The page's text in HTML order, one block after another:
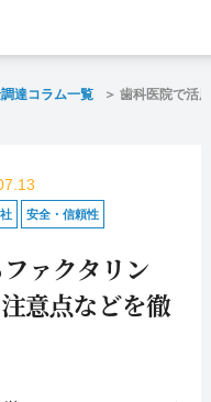
ファクタリン
お問い合わせ
福岡支店HP
達コラム一覧 歯科医院で活
安全・信頼性
ァクタリン
意点などを徹